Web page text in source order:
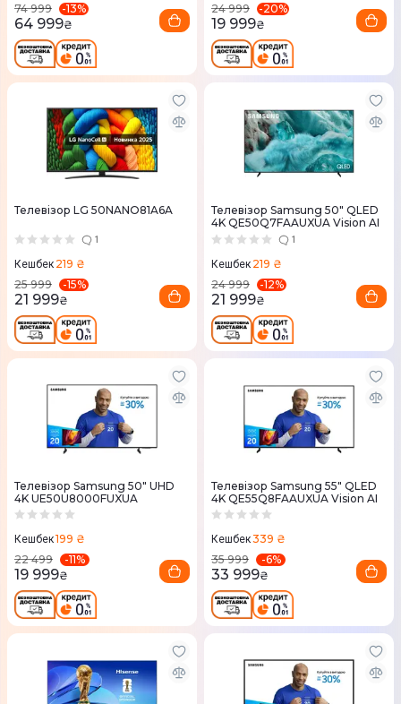
74 999
-13%
64 999₴
24 999
-20%
19 999₴
Телевізор LG 50NANO81A6A
1
Кешбек 219 ₴
25 999
-15%
21 999₴
Телевізор Samsung 50" QLED
4K QE50Q7FAAUXUA Vision AI
1
Кешбек 219 ₴
24 999
-12%
21 999₴
Телевізор Samsung 50" UHD
4K UE50U8000FUXUA
Кешбек199 ₴
22 499
-11%
19 999₴
Телевізор Samsung 55" QLED
4K QE55Q8FAAUXUA Vision AI
Кешбек339 ₴
35 999
-6%
33 999₴